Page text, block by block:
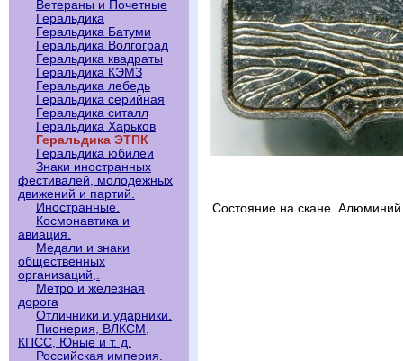
Ветераны и Почетные
Геральдика
Геральдика Батуми
Геральдика Волгоград
Геральдика квадраты
Геральдика КЭМЗ
Геральдика лебедь
Геральдика серийная
Геральдика ситалл
Геральдика Харьков
Геральдика ЭТПК
Геральдика юбилеи
Знаки иностранных
фестивалей, молодежных
движений и партий.
Иностранные.
Космонавтика и
авиация.
Медали и знаки
общественных
организаций,.
Метро и железная
дорога
Отличники и ударники.
Пионерия, ВЛКСМ,
КПСС, Юные и т. д.
Российская империя.
Состояние на скане.